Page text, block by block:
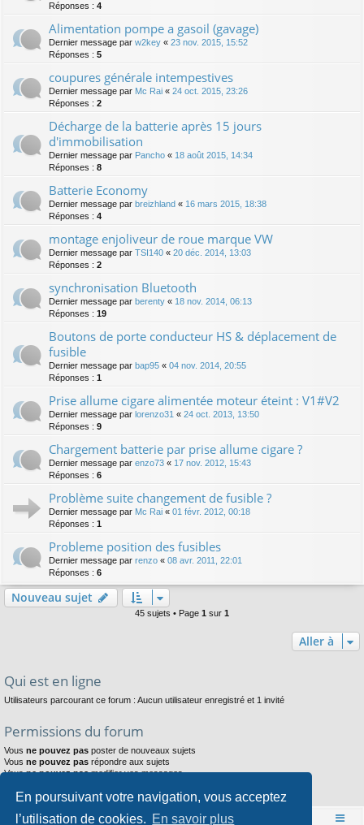
En poursuivant votre navigation, vous acceptez
l’utilisation de cookies. En savoir plus
Réponses : 4
Alimentation pompe a gasoil (gavage)
Dernier message par w2key « 23 nov. 2015, 15:52
Réponses : 5
coupures générale intempestives
Dernier message par Mc Rai « 24 oct. 2015, 23:26
Réponses : 2
Décharge de la batterie après 15 jours
d'immobilisation
Dernier message par Pancho « 18 août 2015, 14:34
Réponses : 8
Batterie Economy
Dernier message par breizhland « 16 mars 2015, 18:38
Réponses : 4
montage enjoliveur de roue marque VW
Dernier message par TSI140 « 20 déc. 2014, 13:03
Réponses : 2
synchronisation Bluetooth
Dernier message par berenty « 18 nov. 2014, 06:13
Réponses : 19
Boutons de porte conducteur HS & déplacement de
fusible
Dernier message par bap95 « 04 nov. 2014, 20:55
Réponses : 1
Prise allume cigare alimentée moteur éteint : V1#V2
Dernier message par lorenzo31 « 24 oct. 2013, 13:50
Réponses : 9
Chargement batterie par prise allume cigare ?
Dernier message par enzo73 « 17 nov. 2012, 15:43
Réponses : 6
Problème suite changement de fusible ?
Dernier message par Mc Rai « 01 févr. 2012, 00:18
Réponses : 1
Probleme position des fusibles
Dernier message par renzo « 08 avr. 2011, 22:01
Réponses : 6
Nouveau sujet
45 sujets • Page 1 sur 1
Aller à
Qui est en ligne
Utilisateurs parcourant ce forum : Aucun utilisateur enregistré et 1 invité
Permissions du forum
Vous ne pouvez pas poster de nouveaux sujets
Vous ne pouvez pas répondre aux sujets
Vousne pouvez pasmodifier vos messages
Vousne pouvez pasjoindre des fichiers
Accueil Index du forum